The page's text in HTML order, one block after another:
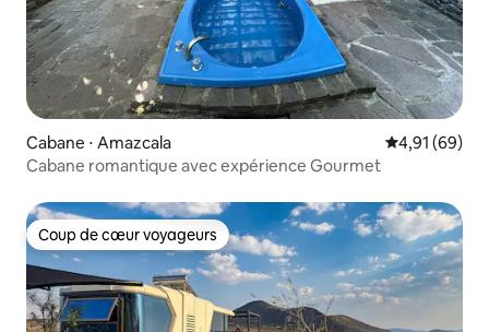
Cabane ⋅ Amazcala Évaluation
4,91 (69)
Cabane romantique avec expérience Gourmet
Coup de cœur voyageurs
Coup de cœur voyageurs